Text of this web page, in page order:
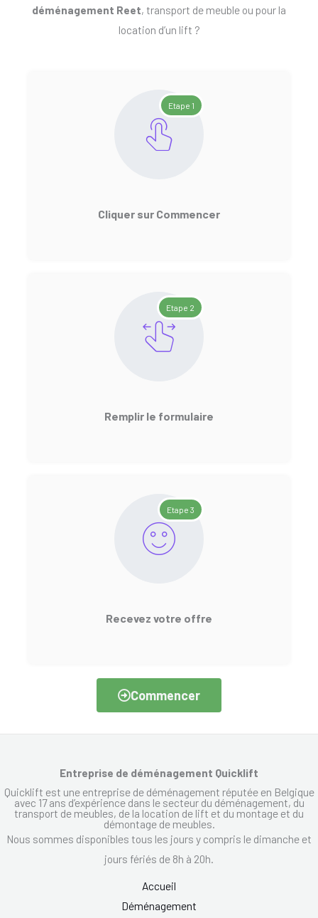
déménagement Reet, transport de meuble ou pour la
location d’un lift ?
Etape 1
Cliquer sur Commencer
Etape 2
Remplir le formulaire
Etape 3
Recevez votre offre
Commencer
Entreprise de déménagement Quicklift
Quicklift est une entreprise de déménagement réputée en Belgique
avec 17 ans d’expérience dans le secteur du déménagement, du
transport de meubles, de la location de lift et du montage et du
démontage de meubles.
Nous sommes disponibles tous les jours y compris le dimanche et
jours fériés de 8h à 20h.
Accueil
Déménagement